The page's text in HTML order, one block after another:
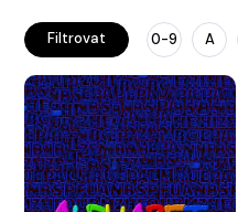
Filtrovat 0-9 A